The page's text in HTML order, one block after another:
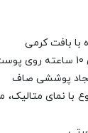
با بافت کرمی
پوششی صاف
با نمای متالیک،